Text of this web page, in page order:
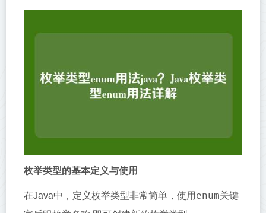
枚举类型的基本定义与使用
在Java中，定义枚举类型非常简单，使用 enum关键